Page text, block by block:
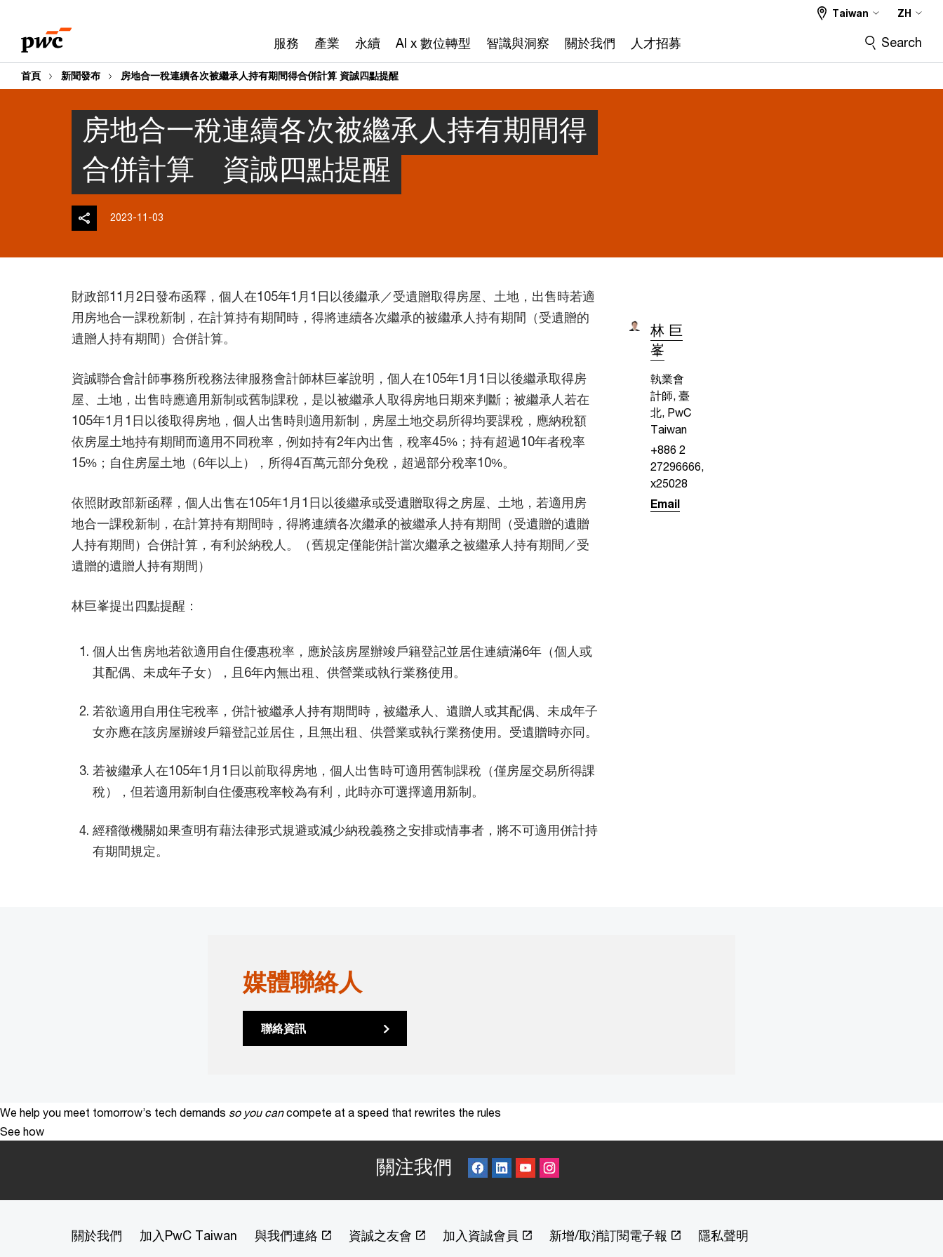
content
footer
服務 產業 永續 AI x 數位轉型 智識與洞察 關於我們 人才招募
Taiwan ZH
Search
首頁 新聞發布 房地合一稅連續各次被繼承人持有期間得合併計算 資誠四點提醒
房地合一稅連續各次被繼承人持有期間得
合併計算 資誠四點提醒
2023-11-03
財政部11月2日發布函釋，個人在105年1月1日以後繼承／受遺贈取得房屋、土地，出售時若適
用房地合一課稅新制，在計算持有期間時，得將連續各次繼承的被繼承人持有期間（受遺贈的
遺贈人持有期間）合併計算。
資誠聯合會計師事務所稅務法律服務會計師林巨峯說明，個人在105年1月1日以後繼承取得房
屋、土地，出售時應適用新制或舊制課稅，是以被繼承人取得房地日期來判斷；被繼承人若在
105年1月1日以後取得房地，個人出售時則適用新制，房屋土地交易所得均要課稅，應納稅額
依房屋土地持有期間而適用不同稅率，例如持有2年內出售，稅率45%；持有超過10年者稅率
15%；自住房屋土地（6年以上），所得4百萬元部分免稅，超過部分稅率10%。
依照財政部新函釋，個人出售在105年1月1日以後繼承或受遺贈取得之房屋、土地，若適用房
地合一課稅新制，在計算持有期間時，得將連續各次繼承的被繼承人持有期間（受遺贈的遺贈
人持有期間）合併計算，有利於納稅人。（舊規定僅能併計當次繼承之被繼承人持有期間／受
遺贈的遺贈人持有期間）
林巨峯提出四點提醒：
個人出售房地若欲適用自住優惠稅率，應於該房屋辦竣戶籍登記並居住連續滿6年（個人或
其配偶、未成年子女），且6年內無出租、供營業或執行業務使用。
若欲適用自用住宅稅率，併計被繼承人持有期間時，被繼承人、遺贈人或其配偶、未成年子
女亦應在該房屋辦竣戶籍登記並居住，且無出租、供營業或執行業務使用。受遺贈時亦同。
若被繼承人在105年1月1日以前取得房地，個人出售時可適用舊制課稅（僅房屋交易所得課
稅），但若適用新制自住優惠稅率較為有利，此時亦可選擇適用新制。
經稽徵機關如果查明有藉法律形式規避或減少納稅義務之安排或情事者，將不可適用併計持
有期間規定。
林 巨
峯
執業會
計師, 臺
北, PwC
Taiwan
+886 2
27296666,
x25028
Email
媒體聯絡人
聯絡資訊
We help you meet tomorrow’s tech demands so you can compete at a speed that rewrites the rules
See how
關注我們
關於我們 加入PwC Taiwan 與我們連絡 資誠之友會 加入資誠會員 新增/取消訂閱電子報 隱私聲明